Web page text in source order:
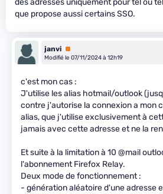
des adresses uniquement pour tel ou
que propose aussi certains SSO.
janvi Premium
Modifié le 07/11/2024 à 12h19
c'est mon cas :
J'utilise les alias hotmail/outlook
contre j'autorise la connexion a mon
alias, que j'utilise exclusivement à
jamais avec cette adresse et ne la
Et suite à la limitation à 10 @mail
l'abonnement Firefox Relay.
Deux mode de fonctionnement :
- génération aléatoire d'une adresse